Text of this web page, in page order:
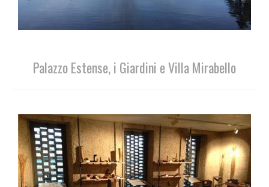
Palazzo Estense, i Giardini e Villa Mirabello